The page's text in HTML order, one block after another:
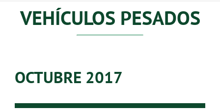
VEHÍCULOS PESADOS
OCTUBRE 2017